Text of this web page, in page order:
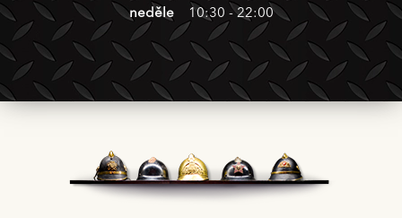
neděle
10:30 - 22:00